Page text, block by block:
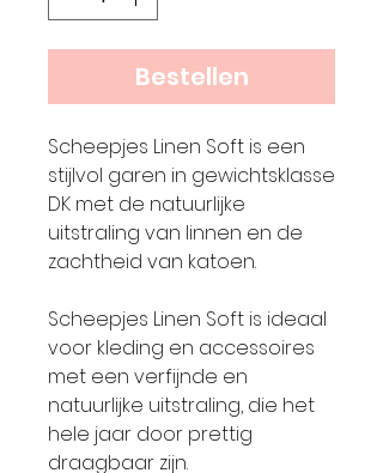
Bestellen
Scheepjes Linen Soft is een
stijlvol garen in gewichtsklasse
DK met de natuurlijke
uitstraling van linnen en de
zachtheid van katoen.
Scheepjes Linen Soft is ideaal
voor kleding en accessoires
met een verfijnde en
natuurlijke uitstraling, die het
hele jaar door prettig
draagbaar zijn.